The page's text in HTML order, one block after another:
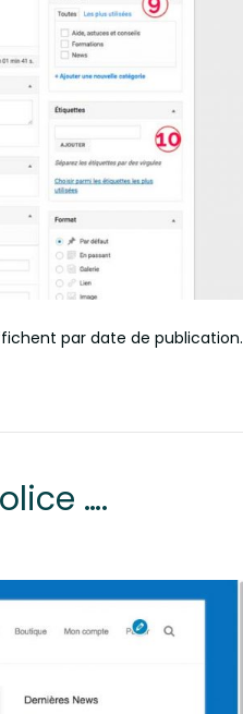
par date de publication.
….